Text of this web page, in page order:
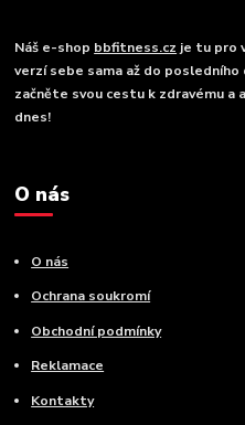
Náš e-shop bbfitness.cz je tu pro
verzí sebe sama až do
začněte svou cestu k zdravému
dnes!
O nás
O nás
Ochrana soukromí
Obchodní podmínky
Reklamace
Kontakty